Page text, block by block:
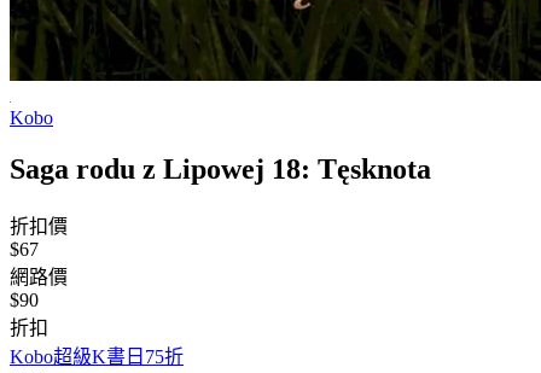
Kobo
Saga rodu z Lipowej 18: Tęsknota
折扣價
$67
網路價
$90
折扣
Kobo超級K書日75折